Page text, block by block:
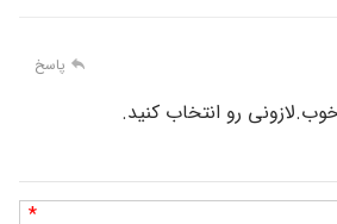
پاسخ
رو انتخاب کنید.
*